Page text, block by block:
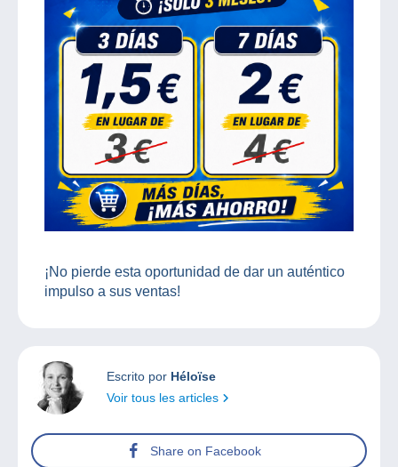
¡No pierde esta oportunidad de dar un auténtico
impulso a sus ventas!
Escrito por Héloïse
Voir tous les articles
Share on Facebook